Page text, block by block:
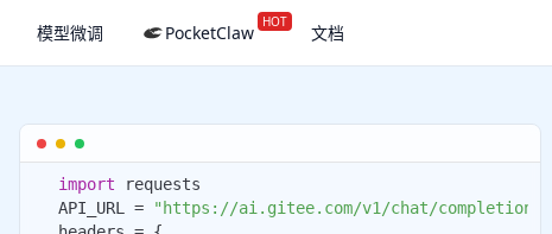
模型微调 PocketClaw HOT 文档
import requests
API_URL = "https://ai.gitee.com/v1/chat/
headers = {